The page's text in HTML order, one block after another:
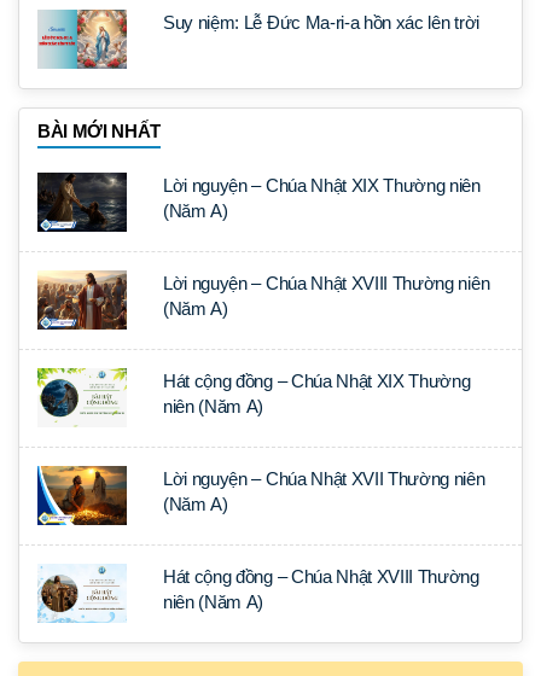
Suy niệm: Lễ Đức Ma-ri-a hồn xác lên trời
BÀI MỚI NHẤT
Lời nguyện – Chúa Nhật XIX Thường niên
(Năm A)
Lời nguyện – Chúa Nhật XVIII Thường niên
(Năm A)
Hát cộng đồng – Chúa Nhật XIX Thường
niên (Năm A)
Lời nguyện – Chúa Nhật XVII Thường niên
(Năm A)
Hát cộng đồng – Chúa Nhật XVIII Thường
niên (Năm A)